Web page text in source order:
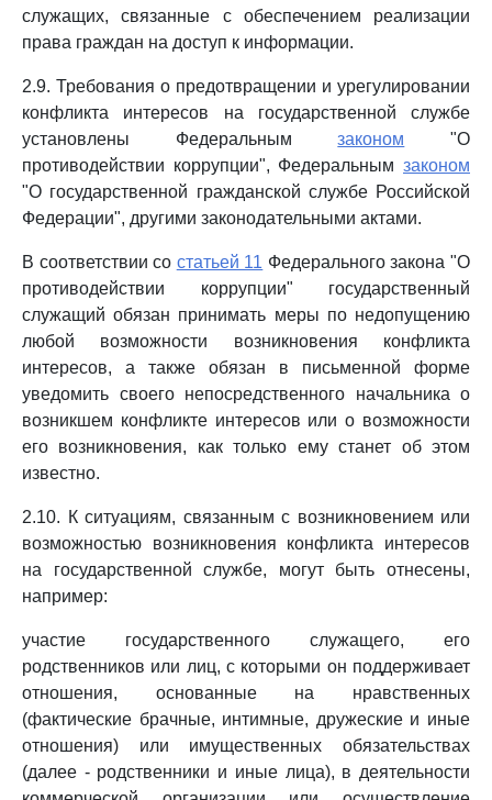
служащих, связанные с обеспечением реализации
права граждан на доступ к информации.
2.9. Требования о предотвращении и урегулировании
конфликта интересов на государственной службе
установлены Федеральнымзаконом "О
противодействии коррупции", Федеральным законом
"О государственной гражданской службе Российской
Федерации", другими законодательными актами.
В соответствии со статьей 11 Федерального закона "О
противодействии коррупции" государственный
служащий обязан принимать меры по недопущению
любой возможности возникновения конфликта
интересов, а также обязан в письменной форме
уведомить своего непосредственного начальника о
возникшем конфликте интересов или о возможности
его возникновения, как только ему станет об этом
известно.
2.10. К ситуациям, связанным с возникновением или
возможностью возникновения конфликта интересов
на государственной службе, могут быть отнесены,
например:
участие государственного служащего, его
родственников или лиц, с которыми он поддерживает
отношения, основанные на нравственных
(фактические брачные, интимные, дружеские и иные
отношения) или имущественных обязательствах
(далее - родственники и иные лица), в деятельности